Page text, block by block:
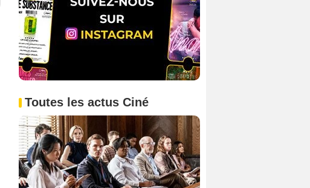
Toutes les actus Ciné